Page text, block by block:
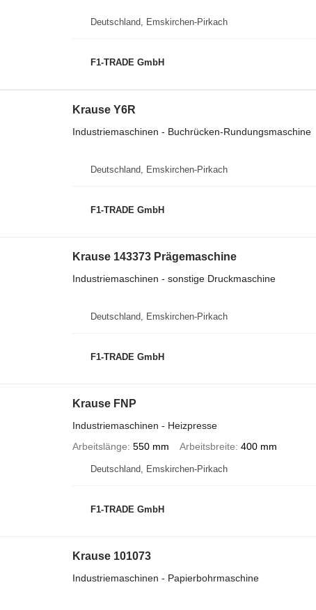
Deutschland, Emskirchen-Pirkach
F1-TRADE GmbH
Krause Y6R
Industriemaschinen - Buchrücken-Rundungsmaschine
Deutschland, Emskirchen-Pirkach
F1-TRADE GmbH
Krause 143373 Prägemaschine
Industriemaschinen - sonstige Druckmaschine
Deutschland, Emskirchen-Pirkach
F1-TRADE GmbH
Krause FNP
Industriemaschinen - Heizpresse
Arbeitslänge 550 mm Arbeitsbreite 400 mm
Deutschland, Emskirchen-Pirkach
F1-TRADE GmbH
Krause 101073
Industriemaschinen - Papierbohrmaschine